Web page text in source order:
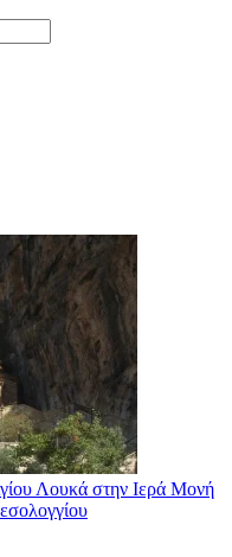
Λουκά στην Ιερά Μονή